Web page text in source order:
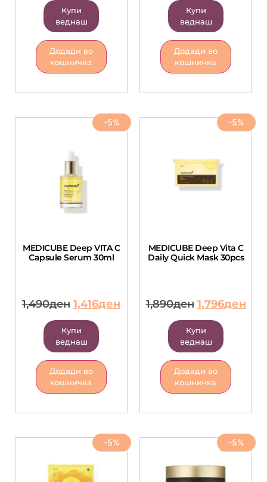
Купи
веднаш
Додади во
кошничка
Купи
веднаш
Додади во
кошничка
-5%
MEDICUBE Deep VITA C
Capsule Serum 30ml
1,490ден 1,416ден
Купи
веднаш
Додади во
кошничка
-5%
MEDICUBE Deep Vita C
Daily Quick Mask 30pcs
1,890ден 1,796ден
Купи
веднаш
Додади во
кошничка
-5% -5%